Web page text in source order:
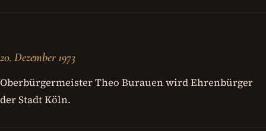
20. Dezember 1973
Oberbürgermeister Theo Burauen wird Ehrenbürger
der Stadt Köln.